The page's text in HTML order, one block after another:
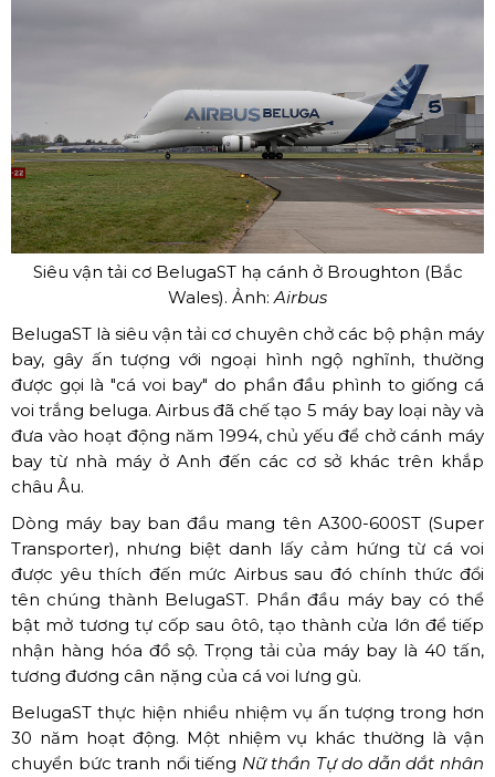
Siêu vận tải cơ BelugaST hạ cánh ở Broughton (Bắc
Wales). Ảnh:Airbus
BelugaST là siêu vận tải cơ chuyên chở các bộ phận máy
bay, gây ấn tượng với ngoại hình ngộ nghĩnh, thường
được gọi là "cá voi bay" do phần đầu phình to giống cá
voi trắng beluga. Airbus đã chế tạo 5 máy bay loại này và
đưa vào hoạt động năm 1994, chủ yếu để chở cánh máy
bay từ nhà máy ở Anh đến các cơ sở khác trên khắp
châu Âu.
Dòng máy bay ban đầu mang tên A300-600ST (Super
Transporter), nhưng biệt danh lấy cảm hứng từ cá voi
được yêu thích đến mức Airbus sau đó chính thức đổi
tên chúng thành BelugaST. Phần đầu máy bay có thể
bật mở tương tự cốp sau ôtô, tạo thành cửa lớn để tiếp
nhận hàng hóa đồ sộ. Trọng tải của máy bay là 40 tấn,
tương đương cân nặng của cá voi lưng gù.
BelugaST thực hiện nhiều nhiệm vụ ấn tượng trong hơn
30 năm hoạt động. Một nhiệm vụ khác thường là vận
chuyển bức tranh nổi tiếng Nữ thần Tự do dẫn dắt nhân